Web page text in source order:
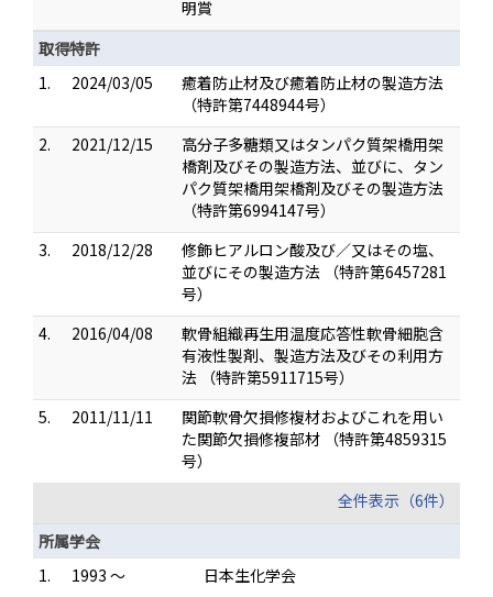
明賞
取得特許
1.
2024/03/05
癒着防止材及び癒着防止材の製造方法
（特許第7448944号）
2.
2021/12/15
高分子多糖類又はタンパク質架橋用架
橋剤及びその製造方法、並びに、タン
パク質架橋用架橋剤及びその製造方法
（特許第6994147号）
3.
2018/12/28
修飾ヒアルロン酸及び／又はその塩、
並びにその製造方法 （特許第6457281
号）
4.
2016/04/08
軟骨組織再生用温度応答性軟骨細胞含
有液性製剤、製造方法及びその利用方
法 （特許第5911715号）
5.
2011/11/11
関節軟骨欠損修複材およびこれを用い
た関節欠損修複部材 （特許第4859315
号）
全件表示（6件）
所属学会
1.
1993 ～
日本生化学会